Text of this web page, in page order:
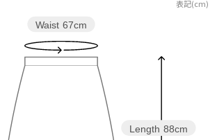
表記(cm)
Length 88cm
Waist 67cm